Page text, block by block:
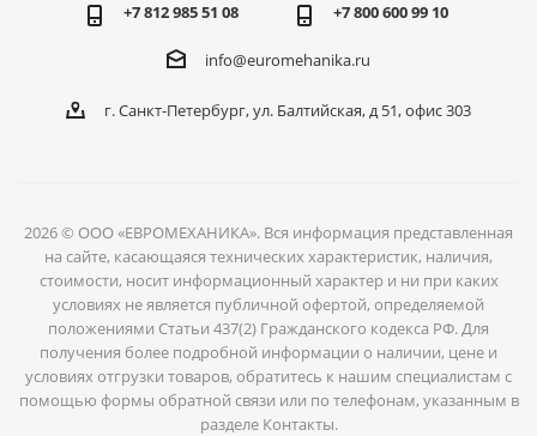
+7 812 985 51 08 +7 800 600 99 10
info@euromehanika.ru
г. Санкт-Петербург, ул. Балтийская, д 51, офис 303
2026 © ООО «ЕВРОМЕХАНИКА». Вся информация представленная
на сайте, касающаяся технических характеристик, наличия,
стоимости, носит информационный характер и ни при каких
условиях не является публичной офертой, определяемой
положениями Статьи 437(2) Гражданского кодекса РФ. Для
получения более подробной информации о наличии, цене и
условиях отгрузки товаров, обратитесь к нашим специалистам с
помощью формы обратной связи или по телефонам, указанным в
разделе Контакты.